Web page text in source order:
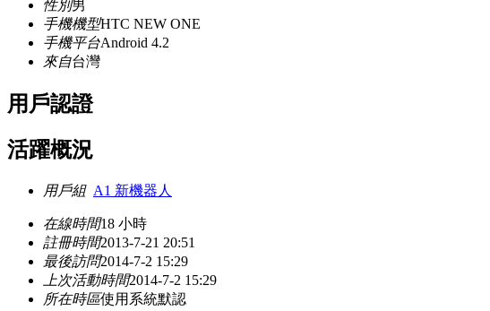
性別男
手機機型HTC NEW ONE
手機平台Android 4.2
來自台灣
用戶認證
活躍概況
用戶組 A1 新機器人
在線時間18 小時
註冊時間2013-7-21 20:51
最後訪問2014-7-2 15:29
上次活動時間2014-7-2 15:29
所在時區使用系統默認